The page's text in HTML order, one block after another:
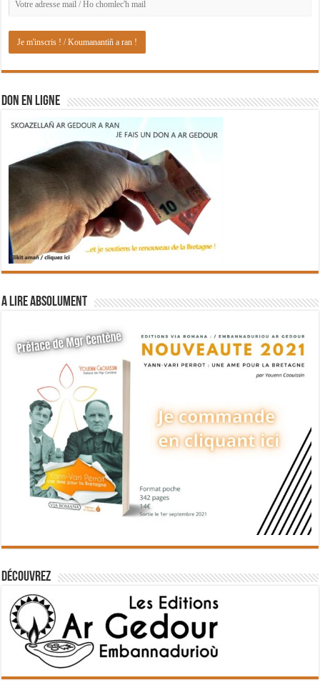
DON EN LIGNE
A lire absolument
Découvrez